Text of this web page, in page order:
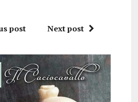
post Next post